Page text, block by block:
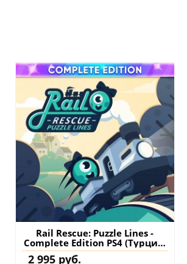
Rail Rescue: Puzzle Lines -
Complete Edition PS4 (Турция)
купить
2 995 руб.